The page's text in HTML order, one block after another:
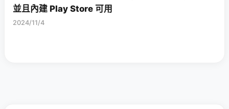
並且內建 Play Store 可用
2024/11/4